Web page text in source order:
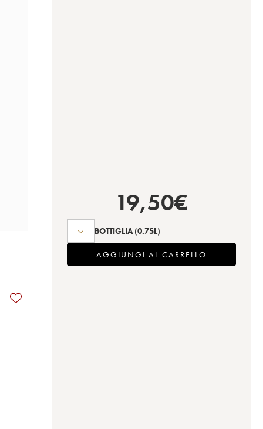
19,50€
BOTTIGLIA (0.75L)
AGGIUNGI AL CARRELLO